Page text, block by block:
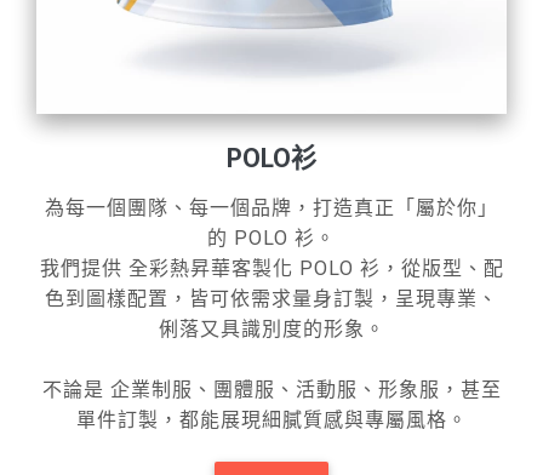
POLO衫
為每一個團隊、每一個品牌，打造真正「屬於你」
的 POLO 衫。
我們提供 全彩熱昇華客製化 POLO 衫，從版型、配
色到圖樣配置，皆可依需求量身訂製，呈現專業、
俐落又具識別度的形象。
不論是 企業制服、團體服、活動服、形象服，甚至
單件訂製，都能展現細膩質感與專屬風格。